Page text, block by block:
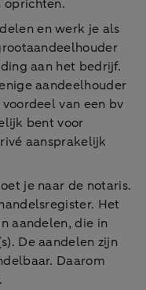
oprichten.
en werk je als
aan het bedrijf.
aandeelhouder
van een bv
bent voor
aansprakelijk
je naar de notaris.
Het
aandelen, die in
De aandelen zijn
Daarom